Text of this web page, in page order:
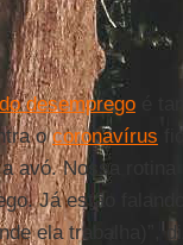
desempregoé
ocoronavírus
avó. Nossa
Já estão
ela trabalha)”,